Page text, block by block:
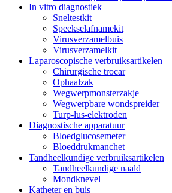
In vitro diagnostiek
Sneltestkit
Speekselafnamekit
Virusverzamelbuis
Virusverzamelkit
Laparoscopische verbruiksartikelen
Chirurgische trocar
Ophaalzak
Wegwerpmonsterzakje
Wegwerpbare wondspreider
Turp-lus-elektroden
Diagnostische apparatuur
Bloedglucosemeter
Bloeddrukmanchet
Tandheelkundige verbruiksartikelen
Tandheelkundige naald
Mondknevel
Katheter en buis